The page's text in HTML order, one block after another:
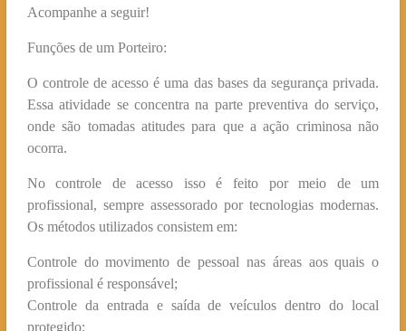
Acompanhe a seguir!
Funções de um Porteiro:
O controle de acesso é uma das bases da segurança privada.
Essa atividade se concentra na parte preventiva do serviço,
onde são tomadas atitudes para que a ação criminosa não
ocorra.
No controle de acesso isso é feito por meio de um
profissional, sempre assessorado por tecnologias modernas.
Os métodos utilizados consistem em:
Controle do movimento de pessoal nas áreas aos quais o
profissional é responsável;
Controle da entrada e saída de veículos dentro do local
protegido;